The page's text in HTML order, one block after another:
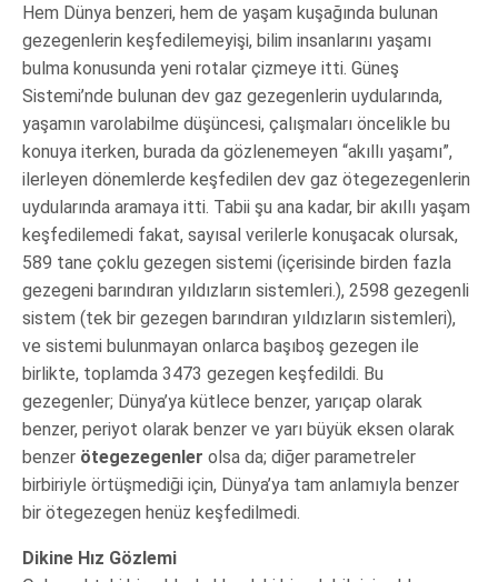
Hem Dünya benzeri, hem de yaşam kuşağında bulunan
gezegenlerin keşfedilemeyişi, bilim insanlarını yaşamı
bulma konusunda yeni rotalar çizmeye itti. Güneş
Sistemi’nde bulunan dev gaz gezegenlerin uydularında,
yaşamın varolabilme düşüncesi, çalışmaları öncelikle bu
konuya iterken, burada da gözlenemeyen “akıllı yaşamı”,
ilerleyen dönemlerde keşfedilen dev gaz ötegezegenlerin
uydularında aramaya itti. Tabii şu ana kadar, bir akıllı yaşam
keşfedilemedi fakat, sayısal verilerle konuşacak olursak,
589 tane çoklu gezegen sistemi (içerisinde birden fazla
gezegeni barındıran yıldızların sistemleri.), 2598 gezegenli
sistem (tek bir gezegen barındıran yıldızların sistemleri),
ve sistemi bulunmayan onlarca başıboş gezegen ile
birlikte, toplamda 3473 gezegen keşfedildi. Bu
gezegenler; Dünya’ya kütlece benzer, yarıçap olarak
benzer, periyot olarak benzer ve yarı büyük eksen olarak
benzer ötegezegenler olsa da; diğer parametreler
birbiriyle örtüşmediği için, Dünya’ya tam anlamıyla benzer
bir ötegezegen henüz keşfedilmedi.
Dikine Hız Gözlemi